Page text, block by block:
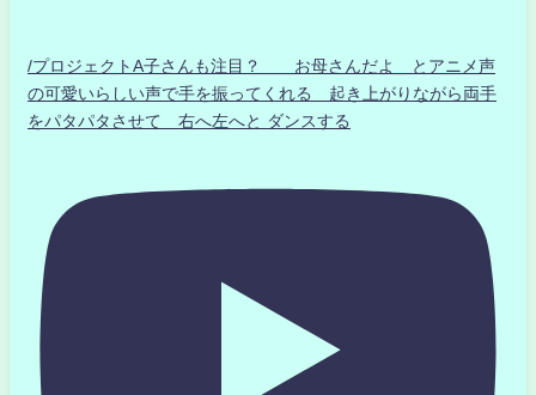
/プロジェクトA子さんも注目？ お母さんだよ とアニメ声
の可愛いらしい声で手を振ってくれる 起き上がりながら両手
をパタパタさせて 右へ左へと ダンスする